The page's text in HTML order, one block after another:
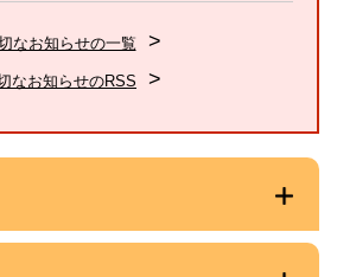
なお知らせの一覧
なお知らせのRSS